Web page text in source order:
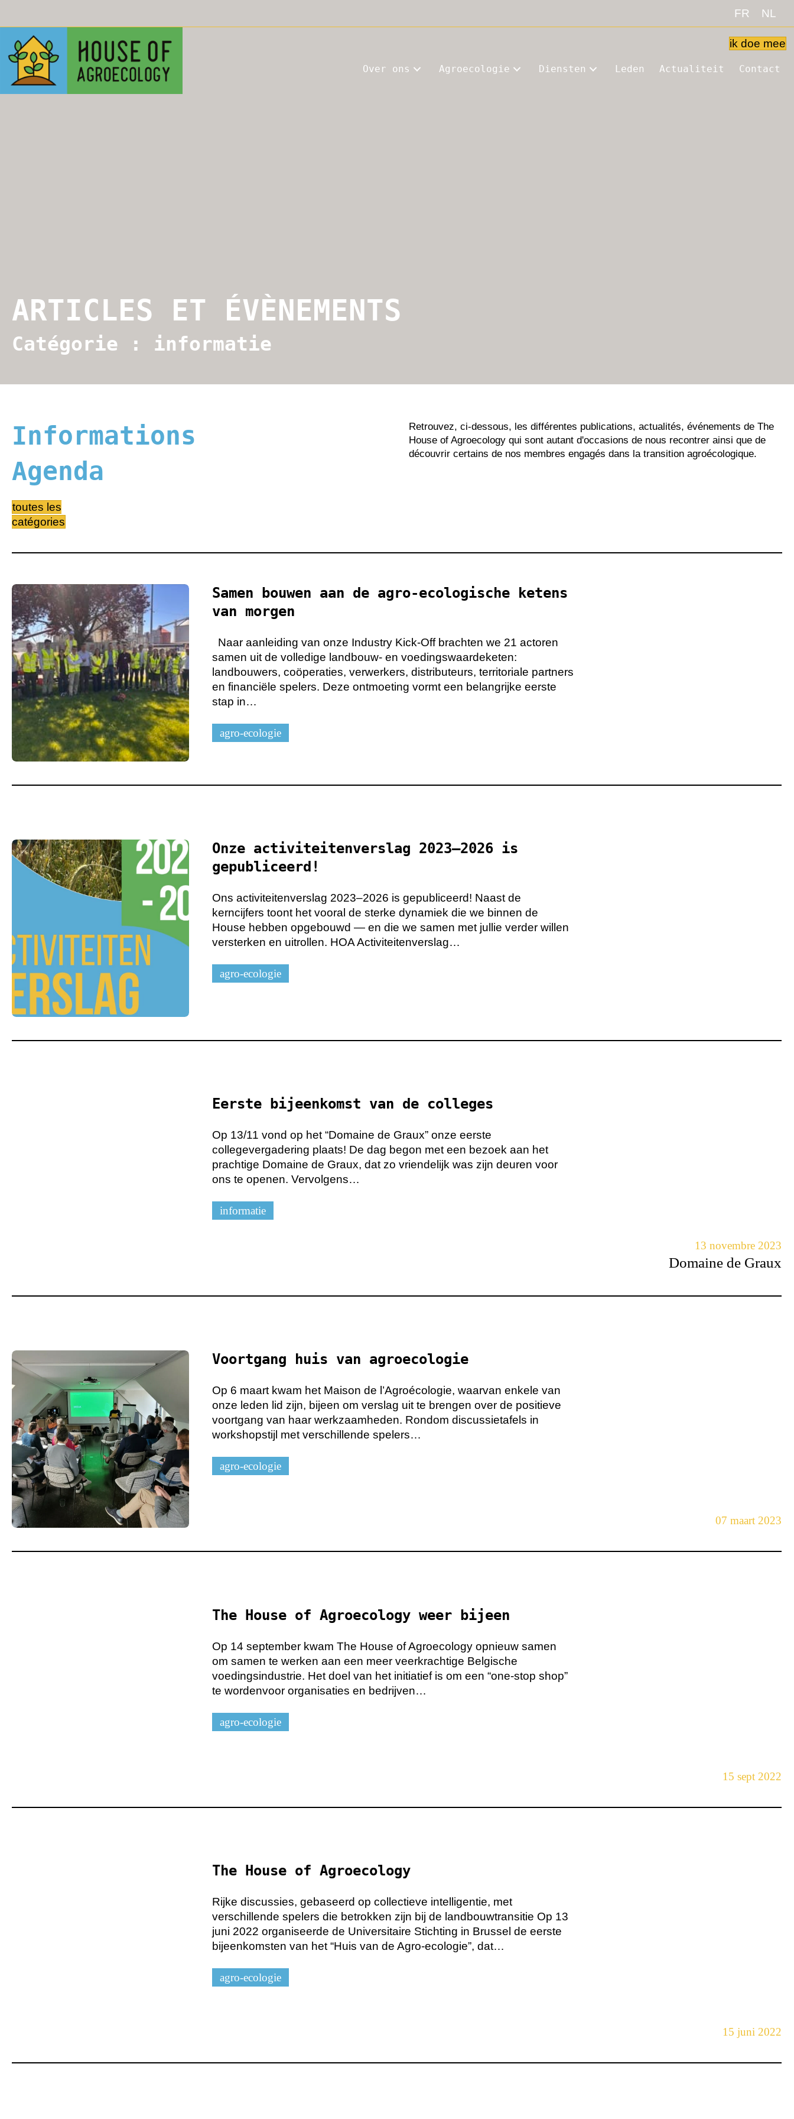
FR NL
ik doe mee
Over ons Agroecologie Diensten Leden Actualiteit Contact
ARTICLES ET ÉVÈNEMENTS
Catégorie : informatie
Informations
Agenda
toutes les
catégories
Retrouvez, ci-dessous, les différentes publications, actualités, événements de The
House of Agroecology qui sont autant d'occasions de nous recontrer ainsi que de
découvrir certains de nos membres engagés dans la transition agroécologique.
Samen bouwen aan de agro-ecologische ketens
van morgen
Naar aanleiding van onze Industry Kick-Off brachten we 21 actoren
samen uit de volledige landbouw- en voedingswaardeketen:
landbouwers, coöperaties, verwerkers, distributeurs, territoriale partners
en financiële spelers. Deze ontmoeting vormt een belangrijke eerste
stap in…
agro-ecologie
Onze activiteitenverslag 2023–2026 is
gepubliceerd!
Ons activiteitenverslag 2023–2026 is gepubliceerd! Naast de
kerncijfers toont het vooral de sterke dynamiek die we binnen de
House hebben opgebouwd — en die we samen met jullie verder willen
versterken en uitrollen. HOA Activiteitenverslag…
agro-ecologie
Eerste bijeenkomst van de colleges
Op 13/11 vond op het “Domaine de Graux” onze eerste
collegevergadering plaats! De dag begon met een bezoek aan het
prachtige Domaine de Graux, dat zo vriendelijk was zijn deuren voor
ons te openen. Vervolgens…
informatie
13 novembre 2023
Domaine de Graux
Voortgang huis van agroecologie
Op 6 maart kwam het Maison de l’Agroécologie, waarvan enkele van
onze leden lid zijn, bijeen om verslag uit te brengen over de positieve
voortgang van haar werkzaamheden. Rondom discussietafels in
workshopstijl met verschillende spelers…
agro-ecologie
07 maart 2023
The House of Agroecology weer bijeen
Op 14 september kwam The House of Agroecology opnieuw samen
om samen te werken aan een meer veerkrachtige Belgische
voedingsindustrie. Het doel van het initiatief is om een “one-stop shop”
te wordenvoor organisaties en bedrijven…
agro-ecologie
15 sept 2022
The House of Agroecology
Rijke discussies, gebaseerd op collectieve intelligentie, met
verschillende spelers die betrokken zijn bij de landbouwtransitie Op 13
juni 2022 organiseerde de Universitaire Stichting in Brussel de eerste
bijeenkomsten van het “Huis van de Agro-ecologie”, dat…
agro-ecologie
15 juni 2022